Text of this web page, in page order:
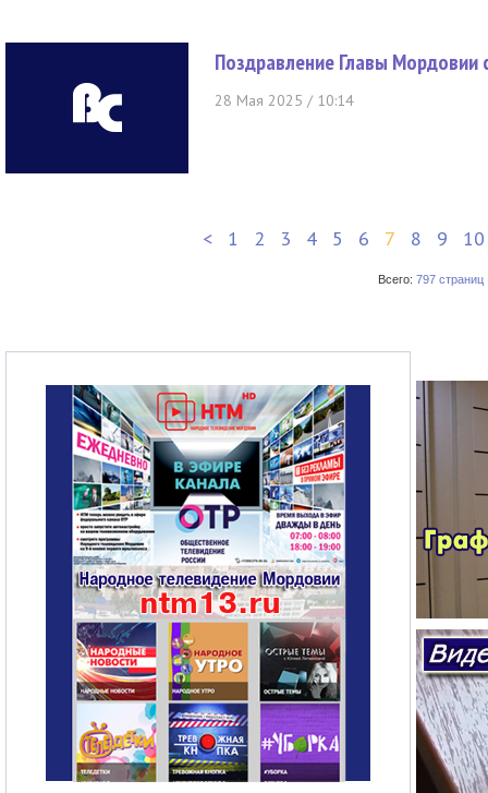
Поздравление Главы Мордовии
28 Мая 2025 / 10:14
< 1 2 3 4 5 6 7 8 9 10
Всего: 797 страниц